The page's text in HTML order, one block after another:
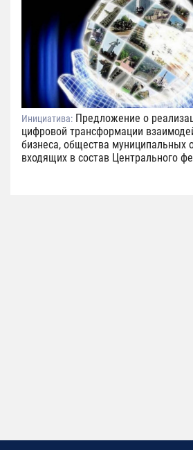
Инициатива: Предложение о
цифровой трансформации
бизнеса, общества муниципальных
входящих в состав Центрального